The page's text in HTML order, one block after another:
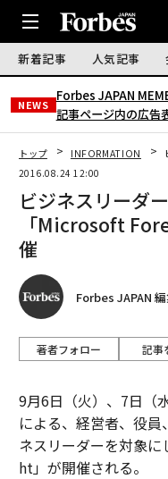
新着記事 人気記事
NEWS
Forbes JAPAN
記事ページ内の広告
トップ INFORMATION
2016.08.24 12:00
ビジネスリーダ
「Microsoft
催
Forbes JAPAN
著者フォロー 記事
9月6日（火）、7日（
による、経営者、役
ネスリーダーを対象
ht」が開催される。